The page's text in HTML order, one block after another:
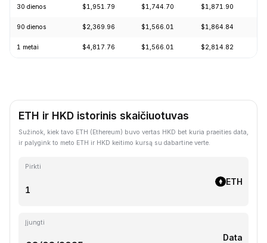
30 dienos $1,951.79 $1,744.70 $1,871.90
90 dienos $2,369.96 $1,566.01 $1,864.84
1 metai $4,817.76 $1,566.01 $2,814.82
ETH ir HKD istorinis skaičiuotuvas
Sužinok, kiek tavo ETH (Ethereum) buvo vertas HKD bet kuria praeities data,
ir palygink to meto ETH ir HKD keitimo kursą su dabartine verte.
Pirkti
ETH
Įjungti
Data